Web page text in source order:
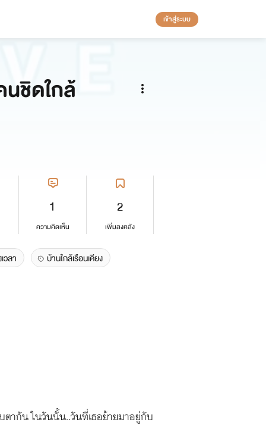
เข้าสู่ระบบ
นชิดใกล้
1
ความคิดเห็น
2
เพิ่มลงคลัง
วลา บ้านใกล้เรือนเคียง
ตากัน ในวันนั้น..วันที่เธอย้ายมาอยู่กับ